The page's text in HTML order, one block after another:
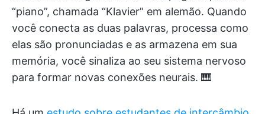
“piano”, chamada “Klavier” em alemão. Quando
você conecta as duas palavras, processa como
elas são pronunciadas e as armazena em sua
memória, você sinaliza ao seu sistema nervoso
para formar novas conexões neurais. 🎹